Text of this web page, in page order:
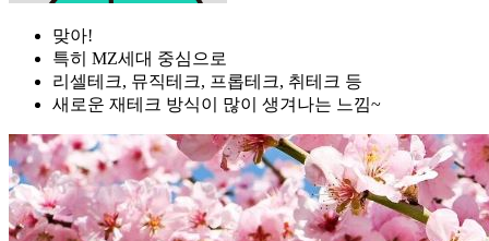
맞아!
특히 MZ세대 중심으로
리셀테크, 뮤직테크, 프롭테크, 취테크 등
새로운 재테크 방식이 많이 생겨나는 느낌~